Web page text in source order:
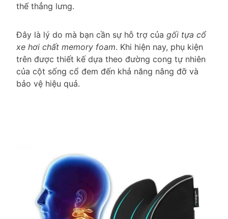
thế thẳng lưng.
Đây là lý do mà bạn cần sự hỗ trợ của gối tựa cổ
xe hơi chất memory foam. Khi hiện nay, phụ kiện
trên được thiết kế dựa theo đường cong tự nhiên
của cột sống cổ đem đến khả năng nâng đỡ và
bảo vệ hiệu quả.